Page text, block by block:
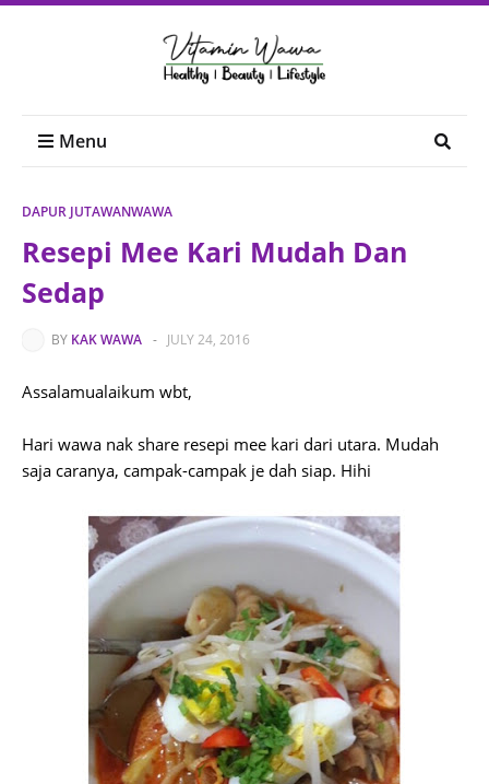
Menu
DAPUR JUTAWANWAWA
Resepi Mee Kari Mudah Dan
Sedap
BY KAK WAWA - JULY 24, 2016
Assalamualaikum wbt,
Hari wawa nak share resepi mee kari dari utara. Mudah
saja caranya, campak-campak je dah siap. Hihi